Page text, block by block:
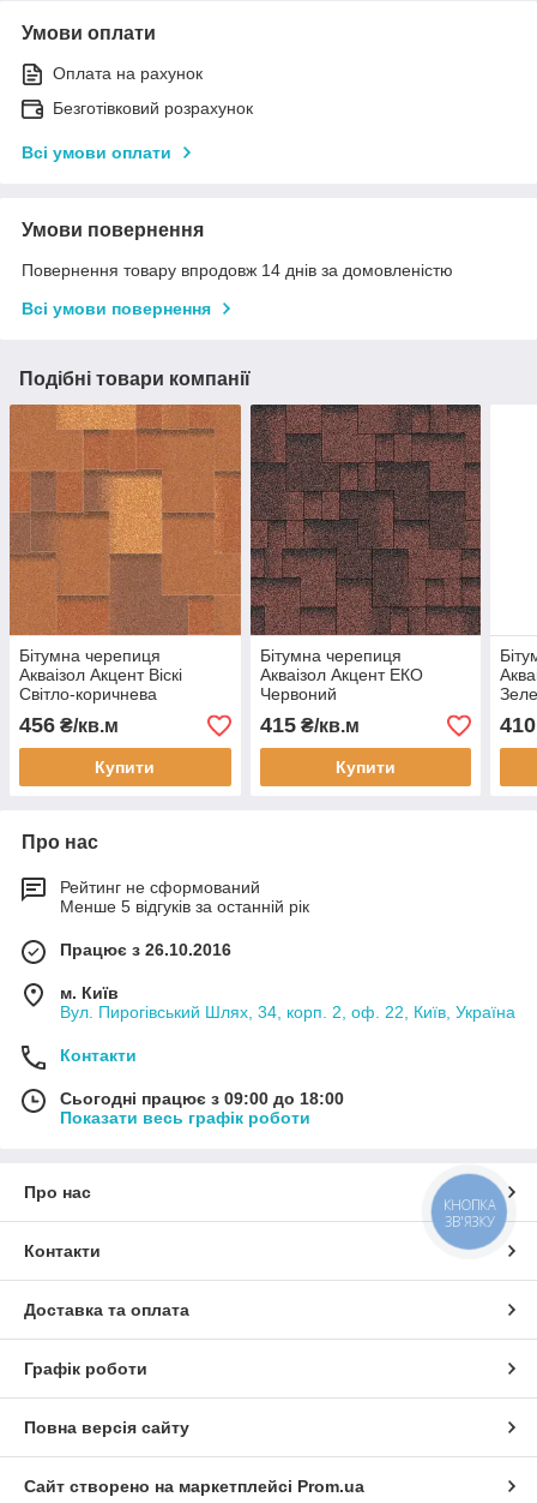
Умови оплати
Оплата на рахунок
Безготівковий розрахунок
Всі умови оплати
Умови повернення
Повернення товару впродовж 14 днів за домовленістю
Всі умови повернення
Подібні товари компанії
Бітумна черепиця
Акваізол Акцент Віскі
Світло-коричнева
456 ₴/кв.м
Купити
Бітумна черепиця
Акваізол Акцент ЕКО
Червоний
415₴/кв.м
Купити
410
Про нас
Рейтинг не сформований
Менше 5 відгуків за останній рік
Працює з 26.10.2016
м. Київ
Вул. Пирогівський Шлях, 34, корп. 2, оф. 22, Київ, Україна
Контакти
Сьогодні працює з 09:00 до 18:00
Показати весь графік роботи
Про нас
Контакти
Доставка та оплата
Графік роботи
Повна версія сайту
Сайт створено на маркетплейсі Prom.ua
КНОПКА
ЗВ'ЯЗКУ